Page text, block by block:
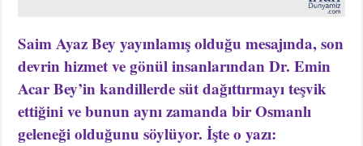
Saim Ayaz Bey yayınlamış olduğu mesajında, son
devrin hizmet ve gönül insanlarından Dr. Emin
Acar Bey’in kandillerde süt dağıttırmayı teşvik
ettiğini ve bunun aynı zamanda bir Osmanlı
geleneği olduğunu söylüyor. İşte o yazı: